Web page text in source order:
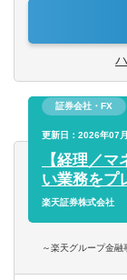
・担当顧
前後、サポ
・チーム長
・年商10億
・年商10億
当。
・その他、
へ参加して
案、DD業
◆資格：
＜年収実
勤続1年以
勤続3年以
勤続3年以
＜年収例＞
経験者枠
830万円／
ブ月額9万
1040万円／
※上記以外
て資金調
＜顧問先の
法人メイン
創業間もな
企業まで幅
証券会社・FX
更新日：2026年07
【経理／
い業務をプ
楽天証券株式会社
～楽天グループ金融